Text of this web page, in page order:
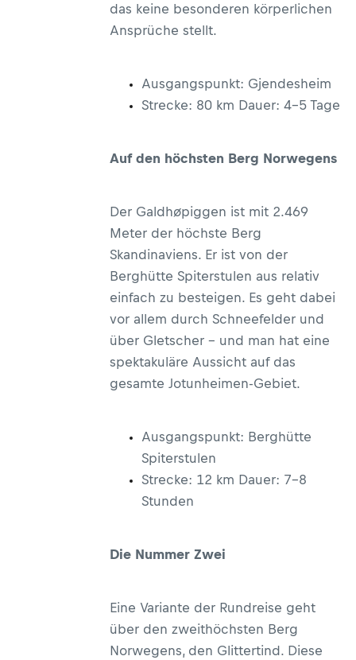
das keine besonderen körperlichen
Ansprüche stellt.
Ausgangspunkt: Gjendesheim
Strecke: 80 km Dauer: 4–5 Tage
Auf den höchsten Berg Norwegens
Der Galdhøpiggen ist mit 2.469
Meter der höchste Berg
Skandinaviens. Er ist von der
Berghütte Spiterstulen aus relativ
einfach zu besteigen. Es geht dabei
vor allem durch Schneefelder und
über Gletscher – und man hat eine
spektakuläre Aussicht auf das
gesamte Jotunheimen-Gebiet.
Ausgangspunkt: Berghütte
Spiterstulen
Strecke: 12 km Dauer: 7–8
Stunden
Die Nummer Zwei
Eine Variante der Rundreise geht
über den zweithöchsten Berg
Norwegens, den Glittertind. Diese